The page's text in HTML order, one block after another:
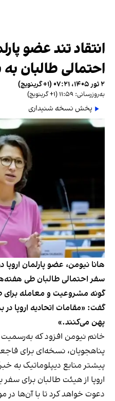
انتقاد تند عضو
احتمالی طالبان
۲ ثور ۱۴۰۵، ۰۷:۲۱ (‎+۱ گرینویچ)
به‌روزرسانی: ۱۱:۵۹ (‎+۱ گرینویچ)
پخش نسخه شنیداری
هانا نیومن، عضو پارلمان اروپا
سفر احتمالی طالبان طی
گونه مشروعیت و معامله برای
گفت: «مقامات اتحادیه اروپا
پهن می‌کنند.»
خانم نیومن افزود که
پناهجویان، نسخه‌ای برای
پیشتر منابع دیپلوماتیک به
اروپا از هیئت طالبان برای
دعوت خواهد کرد تا با آن‌ها در